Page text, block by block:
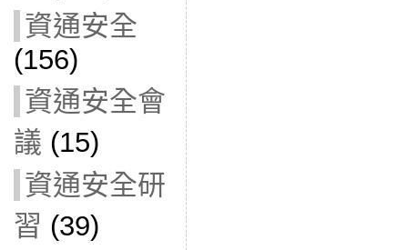
資通安全
(156)
資通安全會
議 (15)
資通安全研
習 (39)